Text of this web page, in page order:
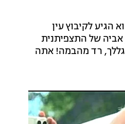
הגיע לקיבוץ עין
חדשות. איל אשל, אביה של התצפיתנית
בגללך, רד מהבמה! אתה